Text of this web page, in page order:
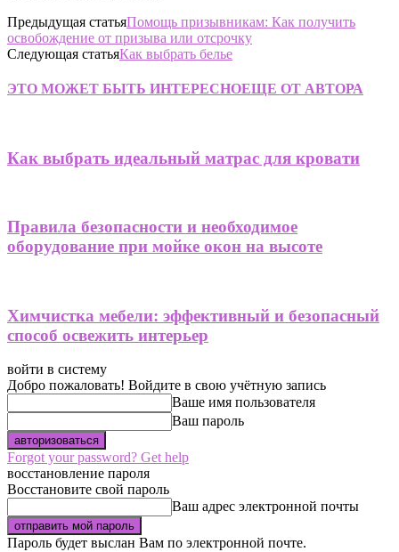
Предыдущая статьяПомощь призывникам: Как получить
освобождение от призыва или отсрочку
Следующая статьяКак выбрать белье
ЭТО МОЖЕТ БЫТЬ ИНТЕРЕСНОЕЩЕ ОТ АВТОРА
Как выбрать идеальный матрас для кровати
Правила безопасности и необходимое
оборудование при мойке окон на высоте
Химчистка мебели: эффективный и безопасный
способ освежить интерьер
войти в систему
Добро пожаловать! Войдите в свою учётную запись
Ваше имя пользователя
Ваш пароль
Forgot your password? Get help
восстановление пароля
Восстановите свой пароль
Ваш адрес электронной почты
Пароль будет выслан Вам по электронной почте.